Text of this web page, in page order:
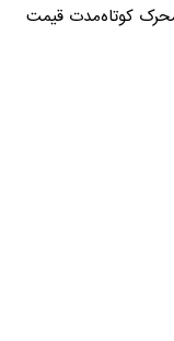
محرک کوتاه‌مدت قیمت